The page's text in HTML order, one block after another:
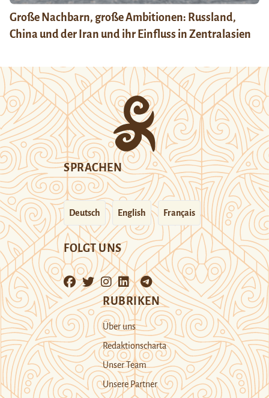
Große Nachbarn, große Ambitionen: Russland,
China und der Iran und ihr Einfluss in Zentralasien
SPRACHEN
Deutsch English Français
FOLGT UNS
RUBRIKEN
Über uns
Redaktionscharta
Unser Team
Unsere Partner